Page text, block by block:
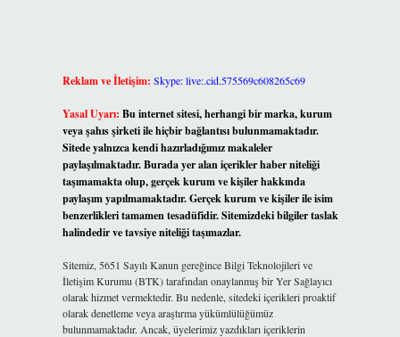
Reklam ve İletişim: Skype: live:.cid.575569c608265c69
Yasal Uyarı: Bu internet sitesi, herhangi bir marka, kurum
veya şahıs şirketi ile hiçbir bağlantısı bulunmamaktadır.
Sitede yalnızca kendi hazırladığımız makaleler
paylaşılmaktadır. Burada yer alan içerikler haber niteliği
taşımamakta olup, gerçek kurum ve kişiler hakkında
paylaşım yapılmamaktadır. Gerçek kurum ve kişiler ile isim
benzerlikleri tamamen tesadüfidir. Sitemizdeki bilgiler taslak
halindedir ve tavsiye niteliği taşımazlar.
Sitemiz, 5651 Sayılı Kanun gereğince Bilgi Teknolojileri ve
İletişim Kurumu (BTK) tarafından onaylanmış bir Yer Sağlayıcı
olarak hizmet vermektedir. Bu nedenle, sitedeki içerikleri proaktif
olarak denetleme veya araştırma yükümlülüğümüz
bulunmamaktadır. Ancak, üyelerimiz yazdıkları içeriklerin